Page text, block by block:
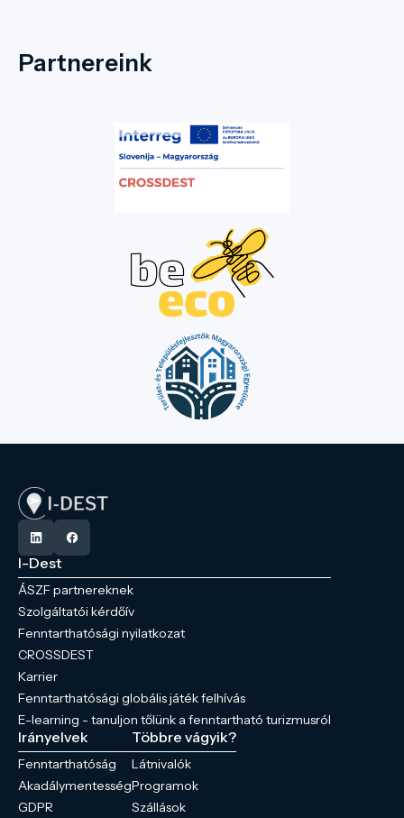
Partnereink
I-Dest
ÁSZF partnereknek
Szolgáltatói kérdőív
Fenntarthatósági nyilatkozat
CROSSDEST
Karrier
Fenntarthatósági globális játék felhívás
E-learning - tanuljon tőlünk a fenntartható turizmusról
Irányelvek
Fenntarthatóság
Akadálymentesség
GDPR
Többre vágyik?
Látnivalók
Programok
Szállások